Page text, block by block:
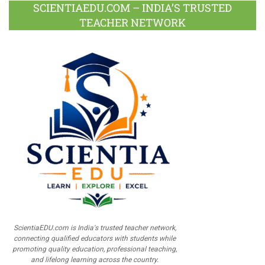
SCIENTIAEDU.COM – INDIA’S TRUSTED
TEACHER NETWORK
ScientiaEDU.com is India's trusted teacher network,
connecting qualified educators with students while
promoting quality education, professional teaching,
and lifelong learning across the country.